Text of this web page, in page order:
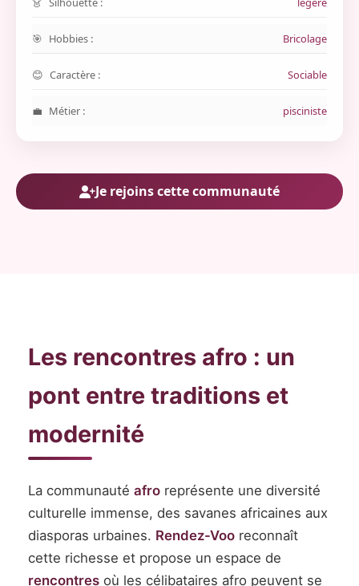
Hobbies : Bricolage
Caractère : Sociable
Métier : pisciniste
Je rejoins cette communauté
Les rencontres afro : un
pont entre traditions et
modernité
La communauté afro représente une diversité
culturelle immense, des savanes africaines aux
diasporas urbaines. Rendez-Voo reconnaît
cette richesse et propose un espace de
rencontres où les célibataires afro peuvent se